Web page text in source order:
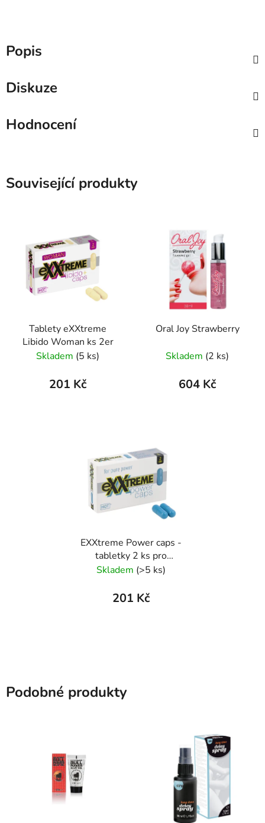
Popis
Diskuze
Hodnocení
Související produkty
Tablety eXXtreme
Libido Woman ks 2er
Skladem (5 ks)
201 Kč
Oral Joy Strawberry
Skladem (2 ks)
604 Kč
EXXtreme Power caps -
tabletky 2 ks pro
potenci
Skladem (>5 ks)
201 Kč
Podobné produkty